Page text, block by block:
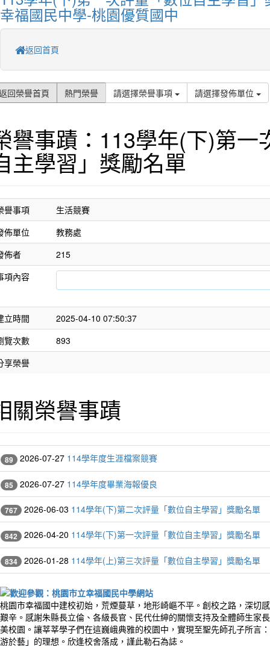
幸福國民中學-桃園優質國中
返回首頁
回榮譽首頁 熱門榮譽 請選擇榮譽事項 請選擇發佈單位
譽事蹟：113學年(下)第一
主學習」獎勵名單
譽事項
生活競賽
佈單位
教務處
佈者
215
項內容
立時間
2025-04-10 07:50:37
覽次數
893
享榮譽
關榮譽事蹟
89 2026-07-27 114學年度生涯檔案競賽
85 2026-07-27 114學年度畢業海報優良
767 2026-06-03 114學年(下)第二次評量「數位自主學習」獎勵名單
842 2026-04-20 114學年(下)第一次評量「數位自主學習」獎勵名單
834 2026-01-28 114學年(上)第三次評量「數位自主學習」獎勵名單
桃園市幸福國中建校初始，荒煙蔓草，地形崎嶇不平。創校之路，深切
艱辛。感謝朱縣長立倫、各級長官、民代仕紳的關懷支持及全體師生家
美校園。讓莘莘學子們在這巍峨典雅的校園中，實現至聖先師孔子所言
游於藝」的理想。欣逢校舍落成，謹此勒石為誌。